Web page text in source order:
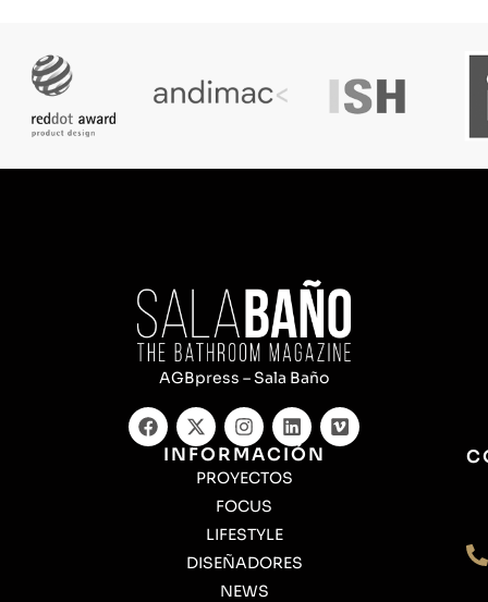
AGBpress – Sala Baño
INFORMACIÓN
PROYECTOS
FOCUS
LIFESTYLE
DISEÑADORES
NEWS